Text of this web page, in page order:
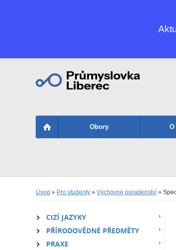
Obory O
Úvod » Pro studenty » Výchovné poradenství »
CIZÍ JAZYKY
PŘÍRODOVĚDNÉ PŘEDMĚTY
PRAXE